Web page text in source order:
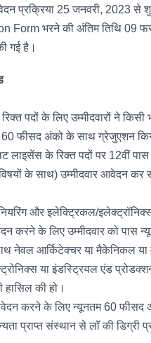
प्रक्रिया 25 जनवरी, 2023 से
Form भरने की अंतिम तिथि 09
गई है।
पदों के लिए उम्मीदवारों ने किसी
फीसद अंको के साथ ग्रेजुएशन
लाइसेंस के रिक्त पदों पर 12वीं पास
विषयों के साथ) उम्मीदवार आवेदन
और इलेक्ट्रिकल/
करने के लिए उम्मीदवार को पास
नेवल आर्किटेक्चर या मैकेनिकल या
या इंडस्ट्रियल एंड
हासिल की हो।
करने के लिए न्यूनतम 60 फीसद
प्राप्त संस्थान से लॉ की डिग्री